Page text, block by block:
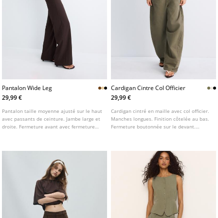
Pantalon Wide Leg
29,99 €
Pantalon taille moyenne ajusté sur le haut
avec passants de ceinture. Jambe large et
droite. Fermeture avant avec fermeture
Cardigan Cintre Col Officier
29,99 €
Cardigan cintré en maille avec col officier.
Manches longues. Finition côtelée au bas.
Fermeture boutonnée sur le devant.